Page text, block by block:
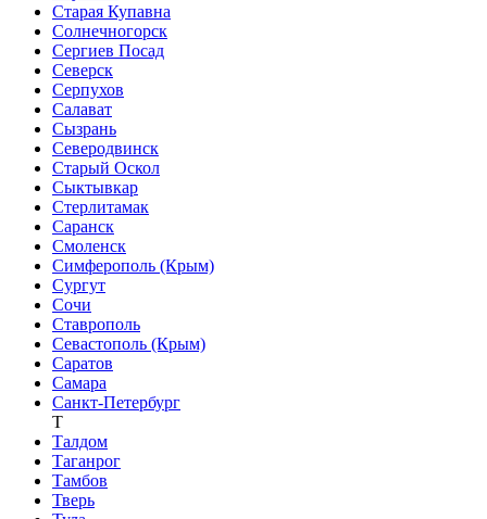
Старая Купавна
Солнечногорск
Сергиев Посад
Северск
Серпухов
Салават
Сызрань
Северодвинск
Старый Оскол
Сыктывкар
Стерлитамак
Саранск
Смоленск
Симферополь (Крым)
Сургут
Сочи
Ставрополь
Севастополь (Крым)
Саратов
Самара
Санкт-Петербург
Т
Талдом
Таганрог
Тамбов
Тверь